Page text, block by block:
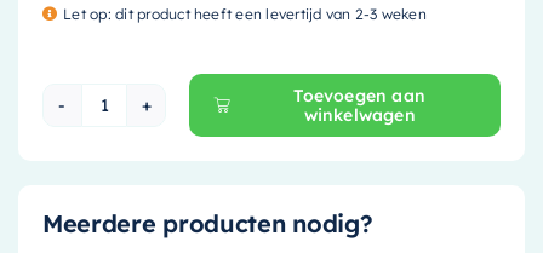
Let op: dit product heeft een levertijd van 2-3 weken
Mondiaz Spiegelkast Cubb - 80cm - smag
Toevoegen aan
winkelwagen
Meerdere producten nodig?